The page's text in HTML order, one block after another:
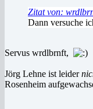
Zitat von:
Dann versuche
Servus wrdlbrnft,
Jörg Lehne ist leider
Rosenheim